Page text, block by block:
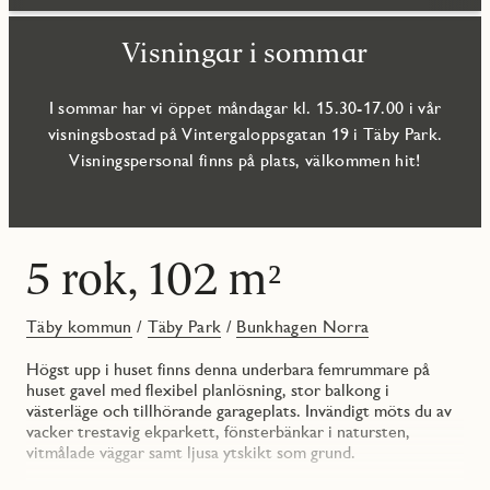
Visningar i sommar
I sommar har vi öppet måndagar kl. 15.30-17.00 i vår
visningsbostad på Vintergaloppsgatan 19 i Täby Park.
Visningspersonal finns på plats, välkommen hit!
5 rok, 102 m²
Täby kommun / Täby Park / Bunkhagen Norra
Högst upp i huset finns denna underbara femrummare på
huset gavel med flexibel planlösning, stor balkong i
västerläge och tillhörande garageplats. Invändigt möts du av
vacker trestavig ekparkett, fönsterbänkar i natursten,
vitmålade väggar samt ljusa ytskikt som grund.